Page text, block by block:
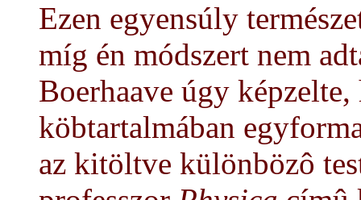
Ezen egyensúly
míg én módszert nem
Boerhaave úgy
köbtartalmában
az kitöltve különbözô